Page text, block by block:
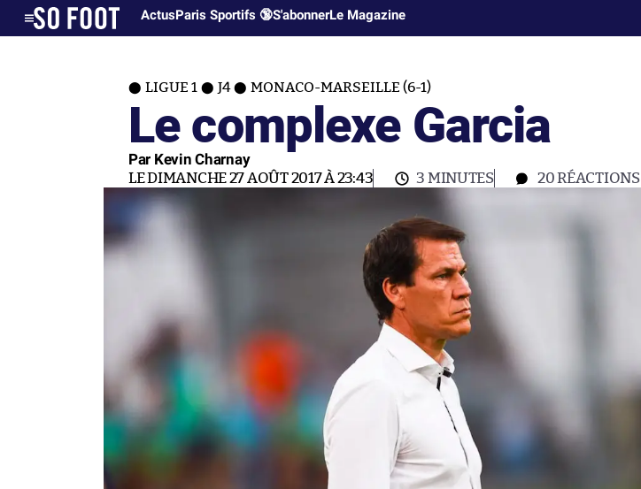
ActusParis Sportifs 🔞S'abonnerLe Magazine
LIGUE 1 J4 MONACO-MARSEILLE (6-1)
Le complexe Garcia
Par Kevin Charnay
LE DIMANCHE 27 AOÛT 2017 À 23:43 3 MINUTES 20RÉACTIONS